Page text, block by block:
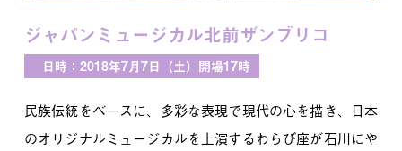
ジャパンミュージカル北前ザンブリコ
日時：2018年7月7日（土）開場17時
民族伝統をベースに、多彩な表現で現代の心を描き、日本
のオリジナルミュージカルを上演するわらび座が石川にや